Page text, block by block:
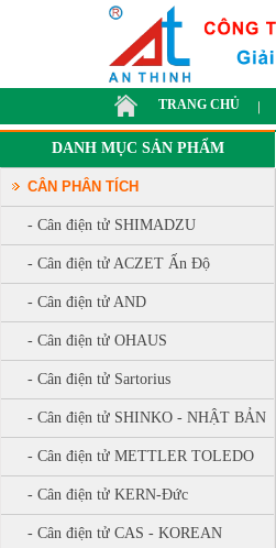
TRANG CHỦ
DANH MỤC SẢN PHẨM
CÂN PHÂN TÍCH
- Cân điện tử SHIMADZU
- Cân điện tử ACZET Ấn Độ
- Cân điện tử AND
- Cân điện tử OHAUS
- Cân điện tử Sartorius
- Cân điện tử SHINKO - NHẬT BẢN
- Cân điện tử METTLER TOLEDO
- Cân điện tử KERN-Đức
- Cân điện tử CAS - KOREAN